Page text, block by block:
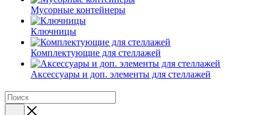
Мусорные контейнеры
Ключницы
Комплектующие для стеллажей
Аксессуары и доп. элементы для стеллажей